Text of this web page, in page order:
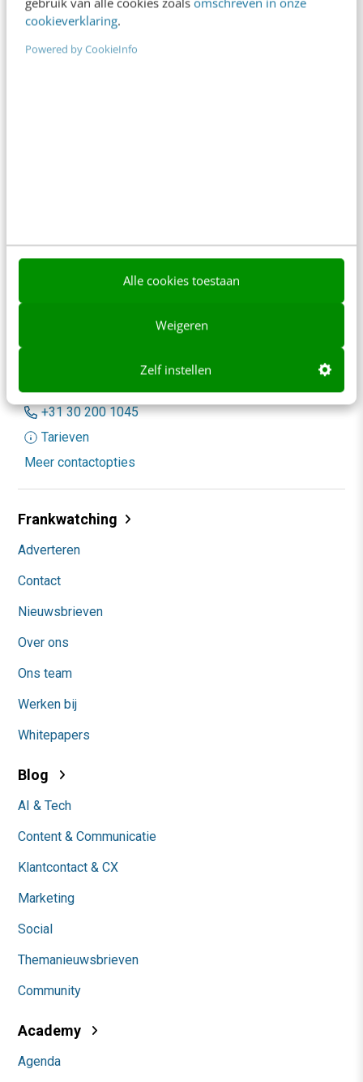
cookieverklaring.
Powered by CookieInfo
Alle cookies toestaan
Weigeren
Zelf instellen
+31 30 200 1045
Tarieven
Meer contactopties
Frankwatching
Adverteren
Contact
Nieuwsbrieven
Over ons
Ons team
Werken bij
Whitepapers
Blog
AI & Tech
Content & Communicatie
Klantcontact & CX
Marketing
Social
Themanieuwsbrieven
Community
Academy
Agenda